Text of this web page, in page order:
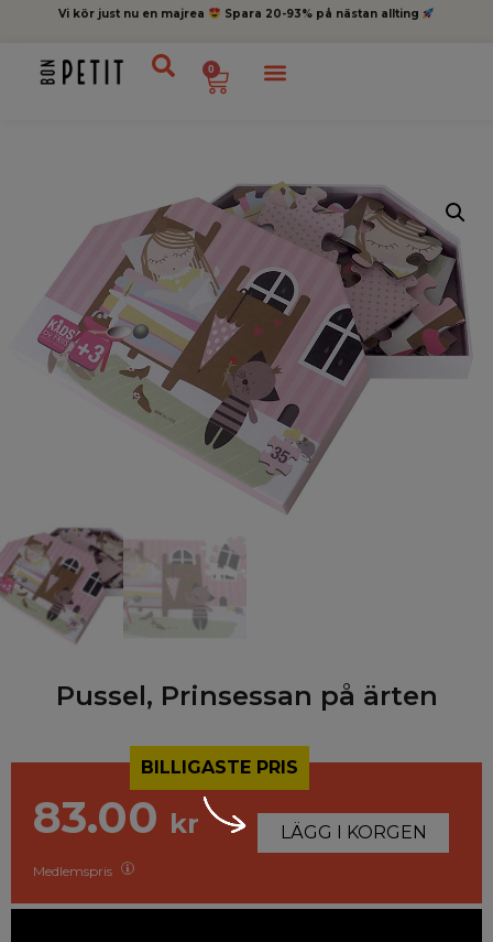
Vi kör just nu en majrea Spara 20-93% på nästan allting
0
Pussel, Prinsessan på ärten
BILLIGASTE PRIS
83.00 kr
Medlemspris
LÄGG I KORGEN